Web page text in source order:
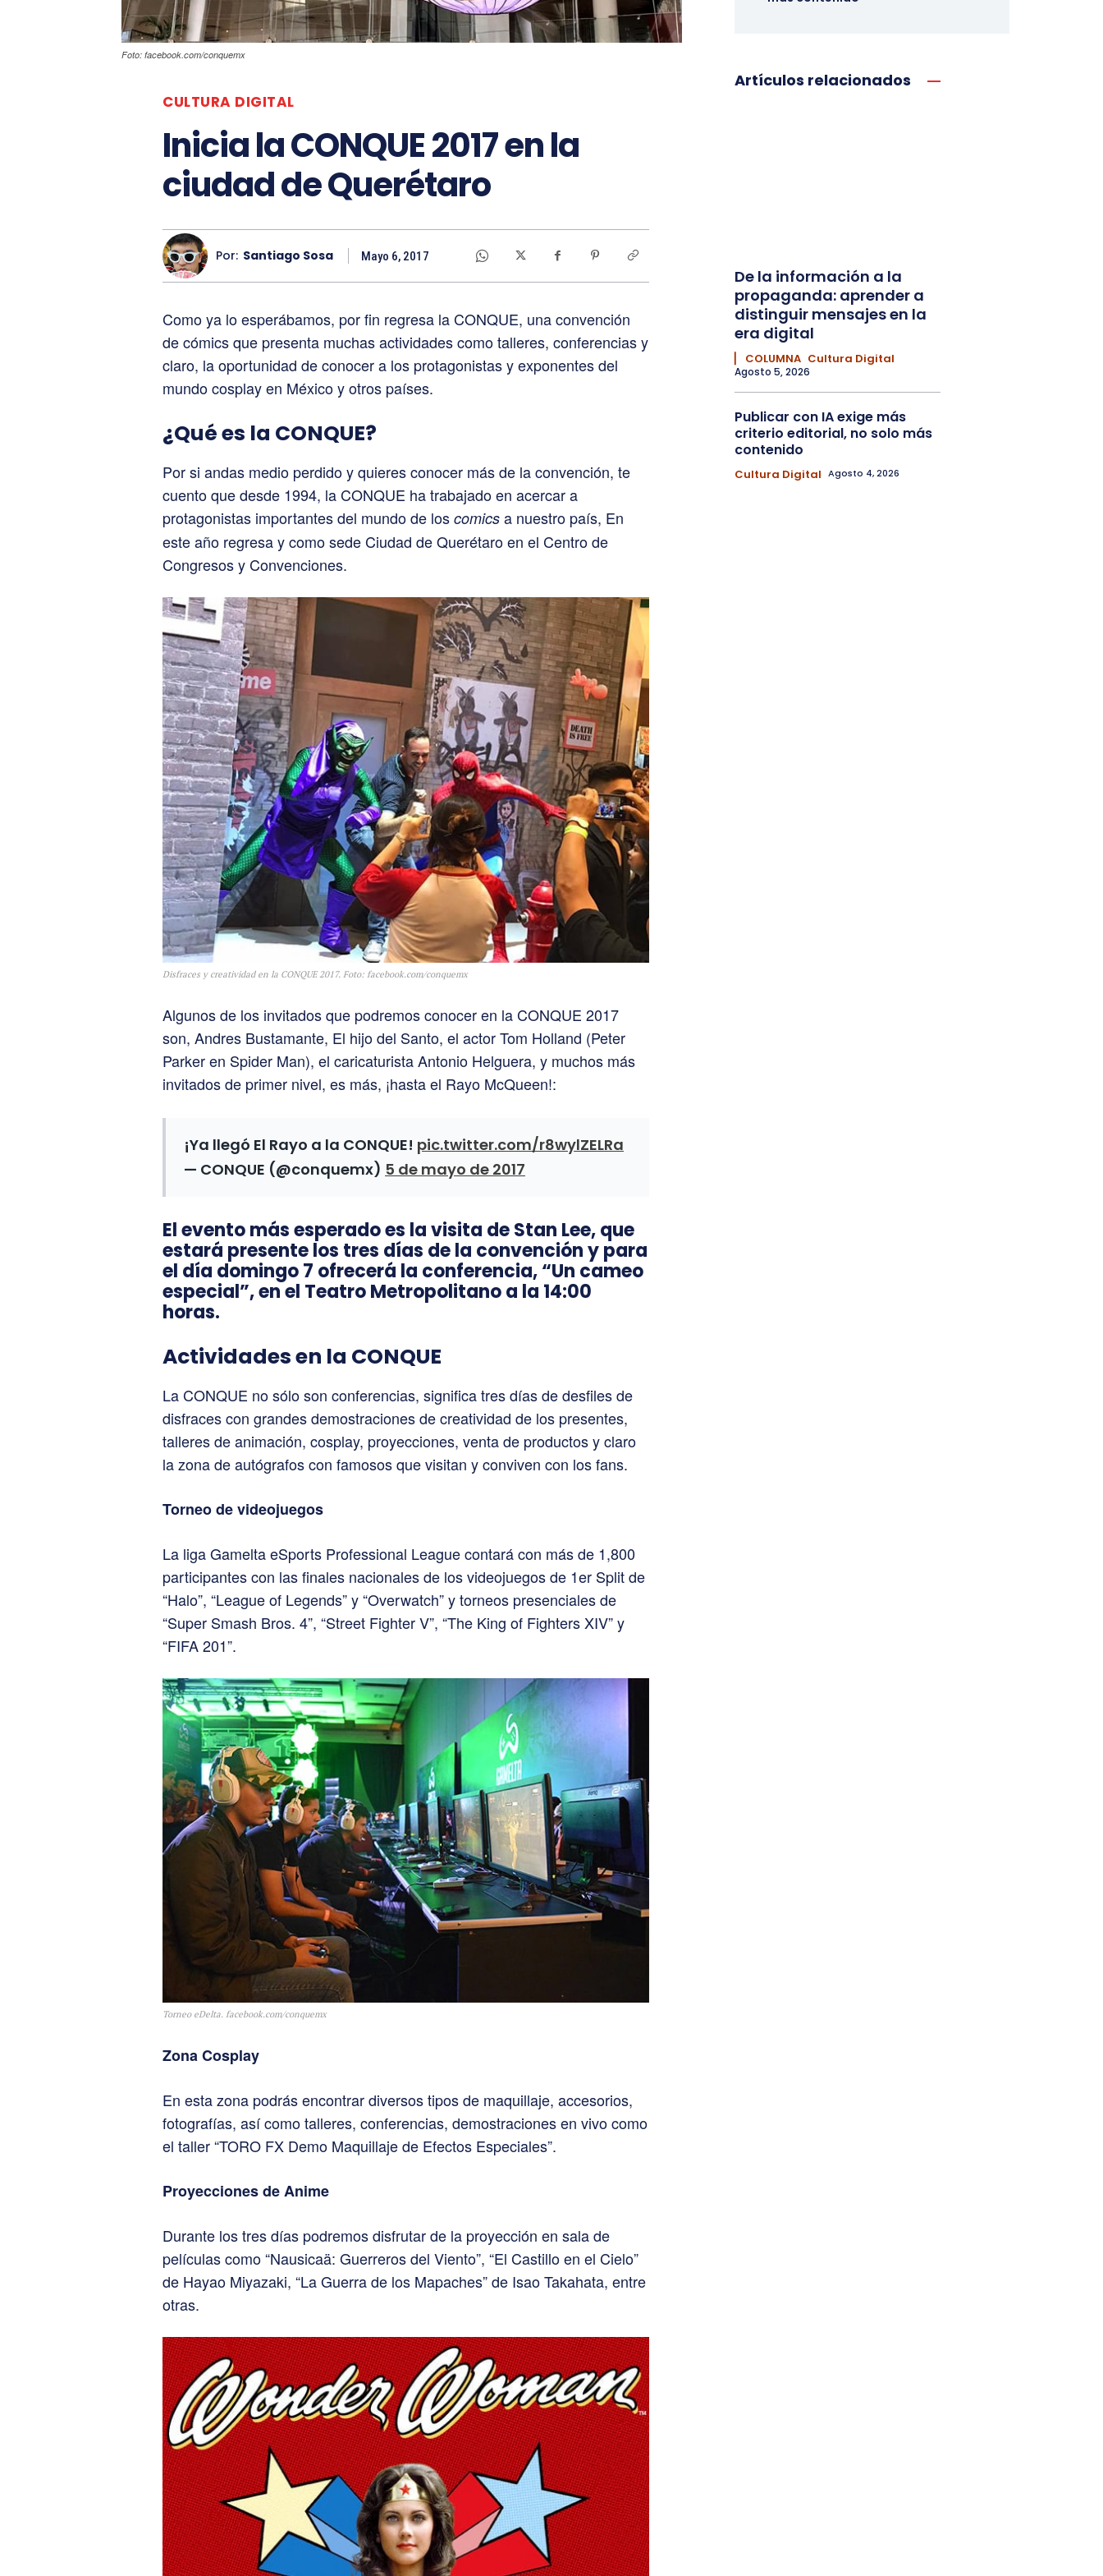
Foto: facebook.com/conquemx
CULTURA DIGITAL
Inicia la CONQUE 2017 en la
ciudad de Querétaro
Por: Santiago Sosa Mayo 6, 2017
Como ya lo esperábamos, por fin regresa la CONQUE, una convención
de cómics que presenta muchas actividades como talleres, conferencias y
claro, la oportunidad de conocer a los protagonistas y exponentes del
mundo cosplay en México y otros países.
¿Qué es la CONQUE?
Por si andas medio perdido y quieres conocer más de la convención, te
cuento que desde 1994, la CONQUE ha trabajado en acercar a
protagonistas importantes del mundo de los comics a nuestro país, En
este año regresa y como sede Ciudad de Querétaro en el Centro de
Congresos y Convenciones.
Disfraces y creatividad en la CONQUE 2017. Foto: facebook.com/conquemx
Algunos de los invitados que podremos conocer en la CONQUE 2017
son, Andres Bustamante, El hijo del Santo, el actor Tom Holland (Peter
Parker en Spider Man), el caricaturista Antonio Helguera, y muchos más
invitados de primer nivel, es más, ¡hasta el Rayo McQueen!:
¡Ya llegó El Rayo a la CONQUE! pic.twitter.com/r8wylZELRa
— CONQUE (@conquemx) 5 de mayo de 2017
El evento más esperado es la visita de Stan Lee, que
estará presente los tres días de la convención y para
el día domingo 7 ofrecerá la conferencia, “Un cameo
especial”, en el Teatro Metropolitano a la 14:00
horas.
Actividades en la CONQUE
La CONQUE no sólo son conferencias, significa tres días de desfiles de
disfraces con grandes demostraciones de creatividad de los presentes,
talleres de animación, cosplay, proyecciones, venta de productos y claro
la zona de autógrafos con famosos que visitan y conviven con los fans.
Torneo de videojuegos
La liga Gamelta eSports Professional League contará con más de 1,800
participantes con las finales nacionales de los videojuegos de 1er Split de
“Halo”, “League of Legends” y “Overwatch” y torneos presenciales de
“Super Smash Bros. 4”, “Street Fighter V”, “The King of Fighters XIV” y
“FIFA 201”.
Torneo eDelta. facebook.com/conquemx
Zona Cosplay
En esta zona podrás encontrar diversos tipos de maquillaje, accesorios,
fotografías, así como talleres, conferencias, demostraciones en vivo como
el taller “TORO FX Demo Maquillaje de Efectos Especiales”.
Proyecciones de Anime
Durante los tres días podremos disfrutar de la proyección en sala de
películas como “Nausicaä: Guerreros del Viento”, “El Castillo en el Cielo”
de Hayao Miyazaki, “La Guerra de los Mapaches” de Isao Takahata, entre
otras.
Artículos relacionados
De la información a la
propaganda: aprender a
distinguir mensajes en la
era digital
▏ COLUMNA Cultura Digital
Agosto 5, 2026
Publicar con IA exige más
criterio editorial, no solo más
contenido
Cultura Digital Agosto 4, 2026